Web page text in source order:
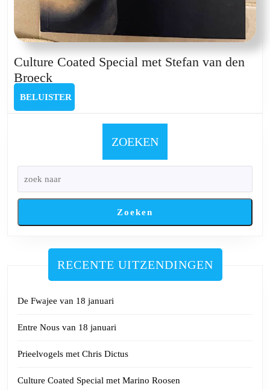
Culture Coated Special met Stefan van den
BroeckCulture
Coated
Special
den
Broeck
BELUISTER
ZOEKEN
Zoeken
RECENTE UITZENDINGEN
De Fwajee van 18 januari
Entre Nous van 18 januari
Prieelvogels met Chris Dictus
Culture Coated Special met Marino Roosen